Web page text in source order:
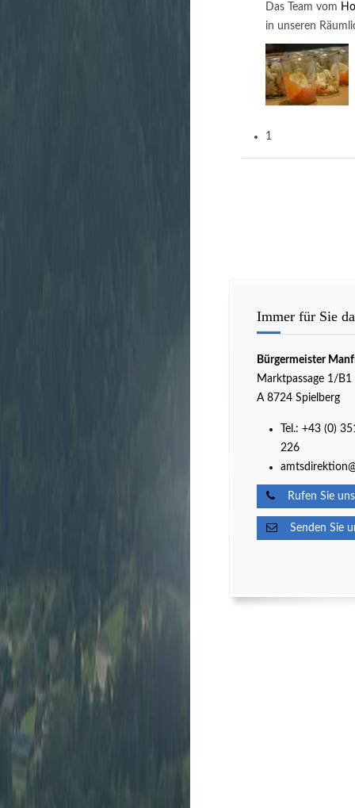
Das Team vom
in unseren
1
Immer für Sie
Bürgermeister
Marktpassage 1/B1
A 8724 Spielberg
Tel.: +43 (0)
226
Rufen Sie
Senden Sie